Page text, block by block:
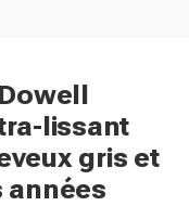
lissant
gris et
années